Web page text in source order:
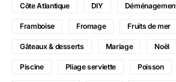
Côte Atlantique DIY
Framboise Fromage Fruits de mer
Gâteaux & desserts Mariage Noël
Piscine Pliage serviette Poisson